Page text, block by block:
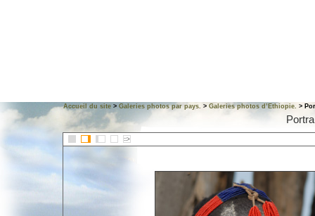
Accueil du site > Galeries photos par pays. > Galeries photos d’Ethiopie. >
::>